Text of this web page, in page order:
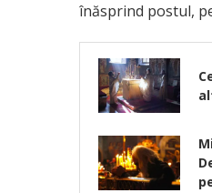
înăsprind postul,